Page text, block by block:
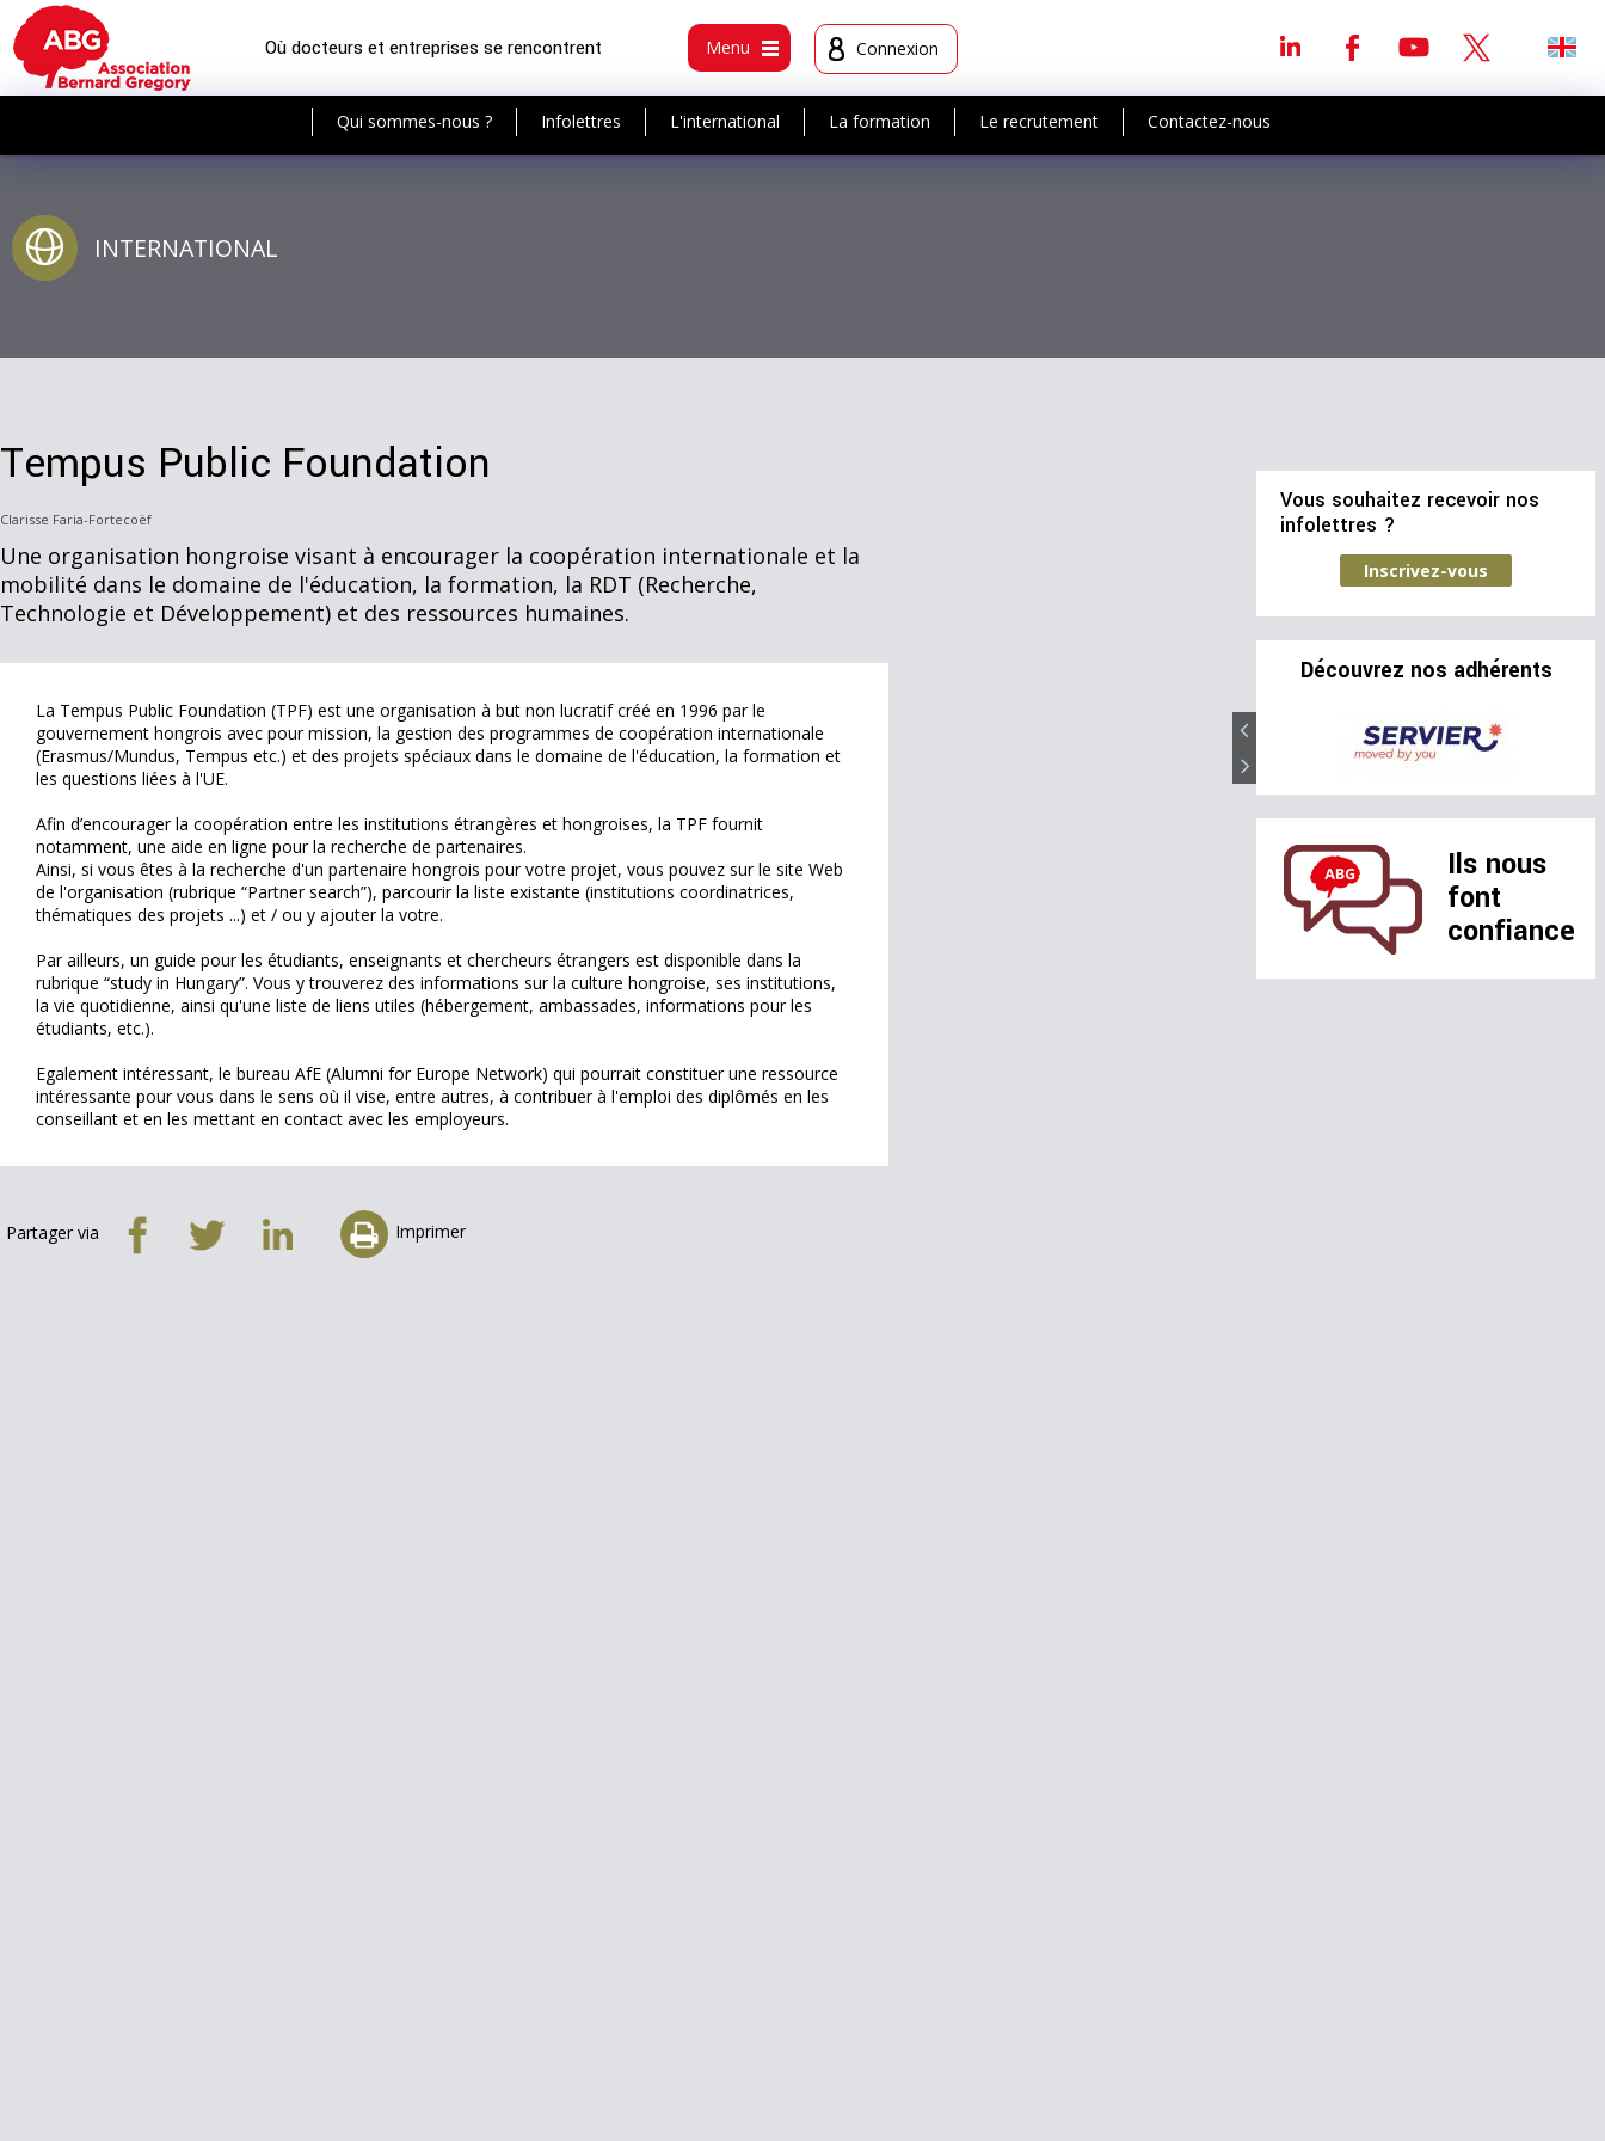
Où docteurs et entreprises se rencontrent Menu Connexion
Qui sommes-nous ? Infolettres L'international La formation Le recrutement Contactez-nous
INTERNATIONAL
Tempus Public Foundation
Clarisse Faria-Fortecoëf
Une organisation hongroise visant à encourager la coopération internationale et la
mobilité dans le domaine de l'éducation, la formation, la RDT (Recherche,
Technologie et Développement) et des ressources humaines.
La Tempus Public Foundation (TPF) est une organisation à but non lucratif créé en 1996 par le
gouvernement hongrois avec pour mission, la gestion des programmes de coopération internationale
(Erasmus/Mundus, Tempus etc.) et des projets spéciaux dans le domaine de l'éducation, la formation et
les questions liées à l'UE.
Afin d’encourager la coopération entre les institutions étrangères et hongroises, la TPF fournit
notamment, une aide en ligne pour la recherche de partenaires.
Ainsi, si vous êtes à la recherche d'un partenaire hongrois pour votre projet, vous pouvez sur le site Web
de l'organisation (rubrique “Partner search”), parcourir la liste existante (institutions coordinatrices,
thématiques des projets ...) et / ou y ajouter la votre.
Par ailleurs, un guide pour les étudiants, enseignants et chercheurs étrangers est disponible dans la
rubrique “study in Hungary”. Vous y trouverez des informations sur la culture hongroise, ses institutions,
la vie quotidienne, ainsi qu'une liste de liens utiles (hébergement, ambassades, informations pour les
étudiants, etc.).
Egalement intéressant, le bureau AfE (Alumni for Europe Network) qui pourrait constituer une ressource
intéressante pour vous dans le sens où il vise, entre autres, à contribuer à l'emploi des diplômés en les
conseillant et en les mettant en contact avec les employeurs.
Partager via Imprimer
Vous souhaitez recevoir nos
infolettres ?
Inscrivez-vous
Découvrez nos adhérents
Ils nous
font
confiance